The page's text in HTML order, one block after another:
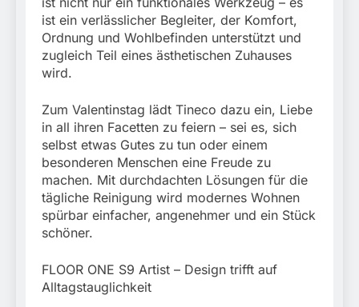
ist ein verlässlicher Begleiter, der Komfort,
Ordnung und Wohlbefinden unterstützt und
zugleich Teil eines ästhetischen Zuhauses
wird.
Zum Valentinstag lädt Tineco dazu ein, Liebe
in all ihren Facetten zu feiern – sei es, sich
selbst etwas Gutes zu tun oder einem
besonderen Menschen eine Freude zu
machen. Mit durchdachten Lösungen für die
tägliche Reinigung wird modernes Wohnen
spürbar einfacher, angenehmer und ein Stück
schöner.
FLOOR ONE S9 Artist – Design trifft auf
Alltagstauglichkeit